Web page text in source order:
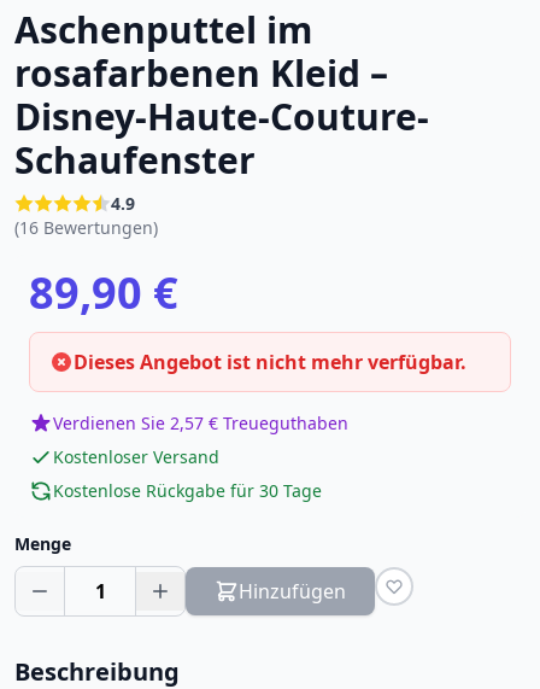
Aschenputtel im
rosafarbenen Kleid –
Disney-Haute-Couture-
Schaufenster
4.9
(16 Bewertungen)
89,90 €
Dieses Angebot ist nicht mehr verfügbar.
Verdienen Sie 2,57 € Treueguthaben
Kostenloser Versand
Kostenlose Rückgabe für 30 Tage
Menge
1 Hinzufügen
Beschreibung